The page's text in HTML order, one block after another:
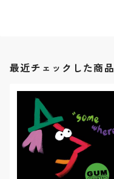
最近チェックした商品